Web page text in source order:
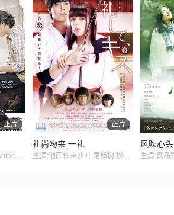
正片
主演:Bela Padilla,JC Santos,Prince Stefan
正片
礼尚吻来 一礼
主演:池田依来沙,中尾畅树,松尾太阳,铃木胜大,前山剛久,萩原实里,結木滉星,金森啓斗,奥仲麻琴,押田岳,牧田哲也,吉冈睦雄,佐藤友祐,真岛秀和
风吹心头